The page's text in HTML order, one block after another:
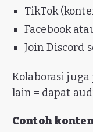
TikTok
Facebook
Join Discord
Kolaborasi
lain = dapat
Contoh